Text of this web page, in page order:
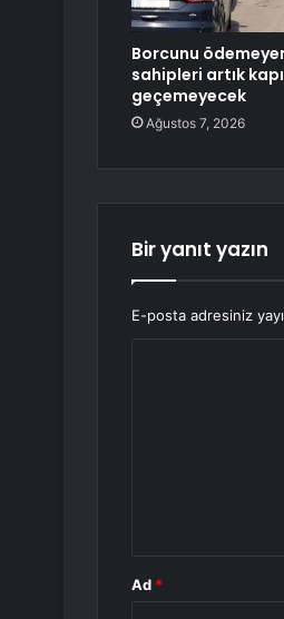
Borcunu
sahipleri artık
geçemeyecek
Ağustos 7, 2026
Bir yanıt yazın
E-posta adresiniz
Ad *